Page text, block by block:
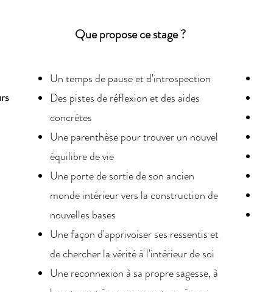
Que propose ce stage ?
Un temps de pause et d'introspection
Des pistes de réflexion et des aides
concrètes
Une parenthèse pour trouver un nouvel
équilibre de vie
Une porte de sortie de son ancien
monde intérieur vers la construction de
nouvelles bases
Une façon d'apprivoiser ses ressentis et
de chercher la vérité à l'intérieur de soi
Une reconnexion à sa propre sagesse, à